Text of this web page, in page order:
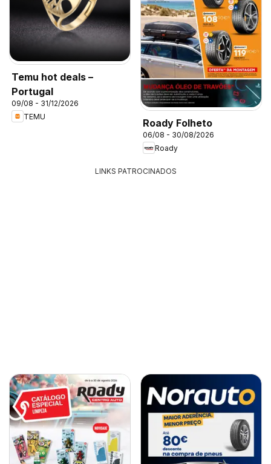
Temu hot deals –
Portugal
09/08 - 31/12/2026
TEMU
Roady Folheto
06/08 - 30/08/2026
Roady
LINKS PATROCINADOS